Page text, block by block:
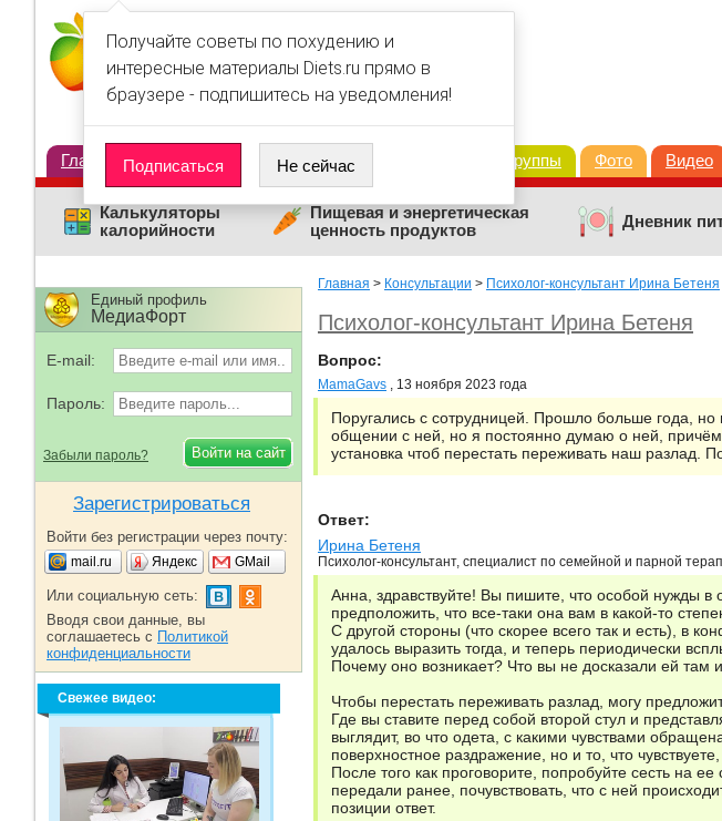
Главная Диеты Статьи Дневники Группы Фото Видео
Калькуляторы
калорийности
Пищевая и энергетическая
ценность продуктов
Дневник
Главная > Консультации > Психолог-консультант Ирина Бетеня
Психолог-консультант Ирина Бетеня
Вопрос:
MamaGavs , 13 ноября 2023 года
Поругались с сотрудницей. Прошло больше года,
общении с ней, но я постоянно думаю о ней,
установка чтоб перестать переживать наш разлад.
Ответ:
Ирина Бетеня
Психолог-консультант, специалист по семейной и парной
Анна, здравствуйте! Вы пишите, что особой нужды
предположить, что все-таки она вам в какой-то
С другой стороны (что скорее всего так и есть), в
удалось выразить тогда, и теперь периодически
Почему оно возникает? Что вы не досказали ей там
Чтобы перестать переживать разлад, могу
Где вы ставите перед собой второй стул и
выглядит, во что одета, с какими чувствами
поверхностное раздражение, но и то, что
После того как проговорите, попробуйте сесть на
передали ранее, почувствовать, что с ней
позиции ответ.
Единый профиль
МедиаФорт
E-mail:
Пароль:
Забыли пароль?
Зарегистрироваться
Войти без регистрации через почту:
mail.ru Яндекс GMail
Или социальную сеть:
Вводя свои данные, вы
соглашаетесь с Политикой
конфиденциальности
Свежее видео:
Получайте советы по похудению и
интересные материалы Diets.ru прямо в
браузере - подпишитесь на уведомления!
Подписаться Не сейчас